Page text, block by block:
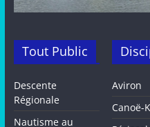
Tout Public
Descente
Régionale
Nautisme au
Aviron
Canoë-